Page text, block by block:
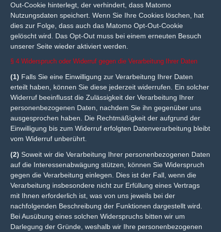
Out-Cookie hinterlegt, der verhindert, dass Matomo
Nutzungsdaten speichert. Wenn Sie Ihre Cookies löschen, hat
dies zur Folge, dass auch das Matomo Opt-Out-Cookie
gelöscht wird. Das Opt-Out muss bei einem erneuten Besuch
unserer Seite wieder aktiviert werden.
§ 4 Widerspruch oder Widerruf gegen die Verarbeitung Ihrer Daten
(1) Falls Sie eine Einwilligung zur Verarbeitung Ihrer Daten
erteilt haben, können Sie diese jederzeit widerrufen. Ein solcher
Widerruf beeinflusst die Zulässigkeit der Verarbeitung Ihrer
personenbezogenen Daten, nachdem Sie ihn gegenüber uns
ausgesprochen haben. Die Rechtmäßigkeit der aufgrund der
Einwilligung bis zum Widerruf erfolgten Datenverarbeitung bleibt
vom Widerruf unberührt.
(2) Soweit wir die Verarbeitung Ihrer personenbezogenen Daten
auf die Interessenabwägung stützen, können Sie Widerspruch
gegen die Verarbeitung einlegen. Dies ist der Fall, wenn die
Verarbeitung insbesondere nicht zur Erfüllung eines Vertrags
mit Ihnen erforderlich ist, was von uns jeweils bei der
nachfolgenden Beschreibung der Funktionen dargestellt wird.
Bei Ausübung eines solchen Widerspruchs bitten wir um
Darlegung der Gründe, weshalb wir Ihre personenbezogenen